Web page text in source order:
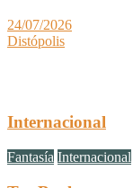
24/07/2026
Distópolis
Internacional
Fantasía Internacional